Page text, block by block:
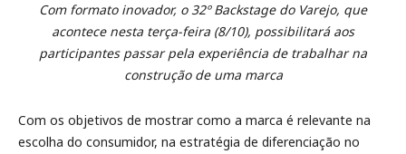
Com formato inovador, o 32º Backstage do Varejo, que
acontece nesta terça-feira (8/10), possibilitará aos
participantes passar pela experiência de trabalhar na
construção de uma marca
Com os objetivos de mostrar como a marca é relevante na
escolha do consumidor, na estratégia de diferenciação no